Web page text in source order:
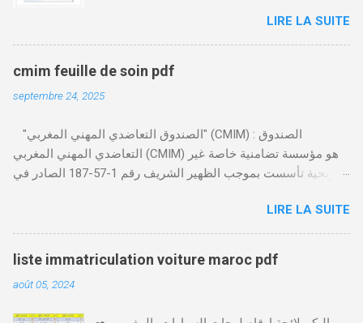
من خلال الموقع التابع لوزارة العدل، بدون الحاجة
للتنقل للمحكمة التجارية
https://servicesenligne.justice.gov.ma كيفية
طلب النموذجين 7 و 9 من الإنترنت في المغرب .
الخطوات: الدخول إلى موقع المحاكم-
المعلومات الشخصية إضافة معلومات الطالب .
دفع واجب الأداء 20 درهم عن طريق البطاقة
البنكية. تأكيد العملية . استلام النموذج في مدة
LIRE LA SUITE
cmim feuille de soin pdf
septembre 24, 2025
"الصندوق التعاضدي المهني المغربي" (CMIM) : الصندوق
التعاضدي المهني المغربي (CMIM) هو مؤسسة تضامنية خاصة غير
ربحية تأسست بموجب الظهير الشريف رقم 1-57-187 الصادر في
المهنية لفائدة الأجراء والعاملين في مختلف المقاولات المغربية. تدير
CMIM شبكة واسعة من المنخرطين وتعمل على تقديم تغطية صحية
شاملة تجمع بين التضامن وجودة الخدمة. Télécharger cmim feuille
الصندوق التعاضدي المهني المغربي دورًا حيويًا في النهوض بالصحة
LIRE LA SUITE
liste immatriculation voiture maroc pdf
août 05, 2024